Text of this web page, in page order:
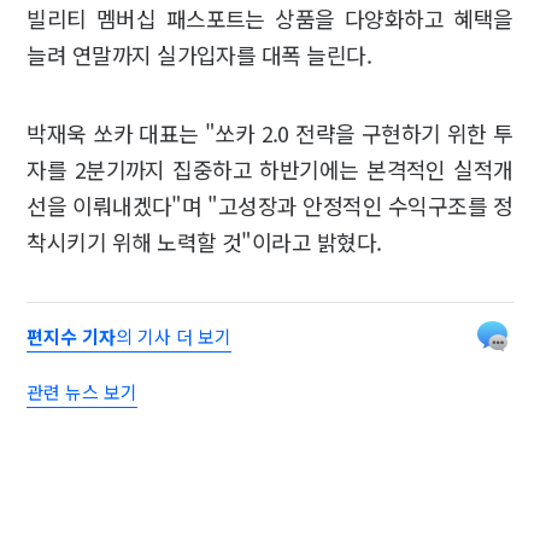
빌리티 멤버십 패스포트는 상품을 다양화하고 혜택을
늘려 연말까지 실가입자를 대폭 늘린다.
박재욱 쏘카 대표는 "쏘카 2.0 전략을 구현하기 위한 투
자를 2분기까지 집중하고 하반기에는 본격적인 실적개
선을 이뤄내겠다"며 "고성장과 안정적인 수익구조를 정
착시키기 위해 노력할 것"이라고 밝혔다.
편지수 기자의 기사 더 보기
관련 뉴스 보기